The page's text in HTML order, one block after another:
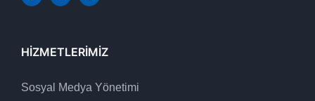
HIZMETLERIMIZ
Sosyal Medya Yönetimi